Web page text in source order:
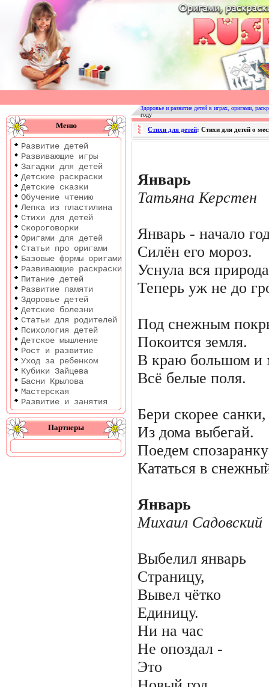
Оригами
|
Раскраски
Развитие
детей
Меню
Развитие детей
Развивающие игры
Загадки для детей
Детские раскраски
Детские сказки
Обучение чтению
Лепка из пластилина
Стихи для детей
Скороговорки
Оригами для детей
Статьи про оригами
Базовые формы оригами
Развивающие раскраски
Питание детей
Развитие памяти
Здоровье детей
Детские болезни
Статьи для родителей
Психология детей
Детское мышление
Рост и развитие
Уход за ребенком
Кубики Зайцева
Басни Крылова
Мастерская
Развитие и занятия
Партнеры
Здоровье и развитие детей в играх, оригами,
году
Стихи для детей: Стихи для детей о
Январь
Татьяна Керстен
Январь - начало
Силён его мороз.
Уснула вся
Теперь уж не до
Под снежным
Покоится земля.
В краю большом и
Всё белые поля.
Бери скорее санки,
Из дома выбегай.
Поедем спозаранку
Кататься в
Январь
Михаил Садовский
Выбелил январь
Страницу,
Вывел чётко
Единицу.
Ни на час
Не опоздал -
Это